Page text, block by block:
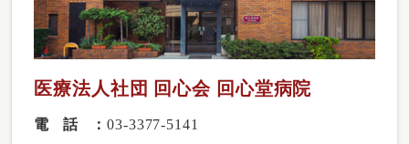
医療法人社団 回心会 回心堂病院
電話
03-3377-5141